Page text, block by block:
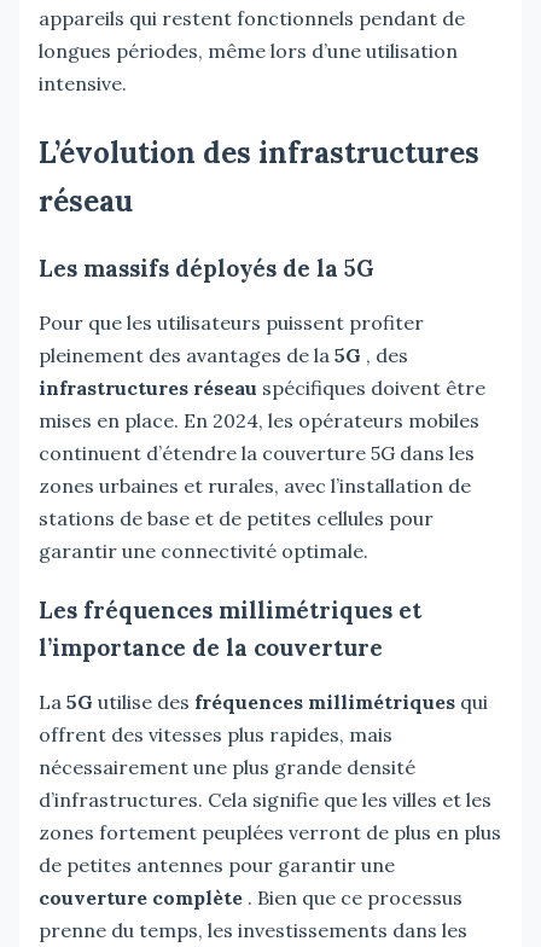
appareils qui restent fonctionnels pendant de
longues périodes, même lors d’une utilisation
intensive.
L’évolution des infrastructures
réseau
Les massifs déployés de la 5G
Pour que les utilisateurs puissent profiter
pleinement des avantages de la 5G , des
infrastructures réseau spécifiques doivent être
mises en place. En 2024, les opérateurs mobiles
continuent d’étendre la couverture 5G dans les
zones urbaines et rurales, avec l’installation de
stations de base et de petites cellules pour
garantir une connectivité optimale.
Les fréquences millimétriques et
l’importance de la couverture
La 5G utilise des fréquences millimétriques qui
offrent des vitesses plus rapides, mais
nécessairement une plus grande densité
d’infrastructures. Cela signifie que les villes et les
zones fortement peuplées verront de plus en plus
de petites antennes pour garantir une
couverture complète . Bien que ce processus
prenne du temps, les investissements dans les